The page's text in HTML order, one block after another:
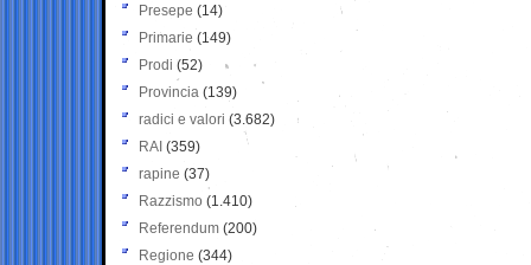
Presepe (14)
Primarie (149)
Prodi (52)
Provincia (139)
radici e valori (3.682)
RAI (359)
rapine (37)
Razzismo (1.410)
Referendum (200)
Regione (344)